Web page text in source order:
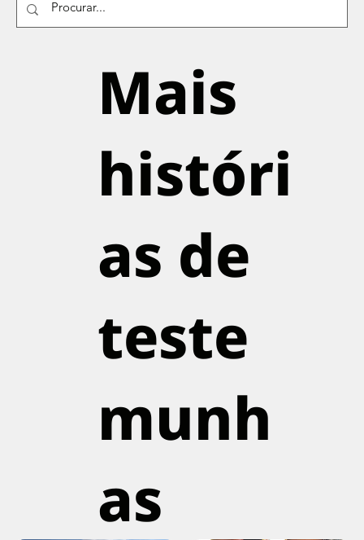
Mais
históri
as de
teste
munh
as